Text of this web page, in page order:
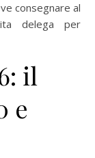
consegnare al
delega per
il
e